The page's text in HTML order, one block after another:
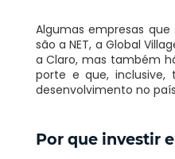
Algumas empresas
são a NET, a Global
a Claro, mas também
porte e que, inclusive,
desenvolvimento no
Por que investir